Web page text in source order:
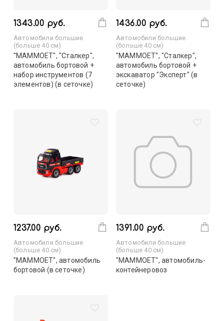
1343.00 руб.
Автомобили большие
(больше 40 см)
"MAMMOET", "Сталкер",
автомобиль бортовой +
набор инструментов (7
элементов) (в сеточке)
1436.00 руб.
Автомобили большие
(больше 40 см)
"MAMMOET", "Сталкер",
автомобиль бортовой +
экскаватор "Эксперт" (в
сеточке)
1237.00 руб.
Автомобили большие
(больше 40 см)
"MAMMOET", автомобиль
бортовой (в сеточке)
1391.00 руб.
Автомобили большие
(больше 40 см)
"MAMMOET", автомобиль-
контейнеровоз